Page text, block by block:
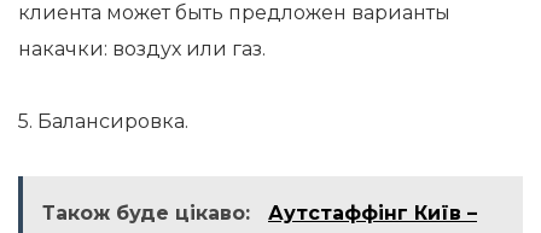
клиента может быть предложен варианты
накачки: воздух или газ.
5. Балансировка.
Також буде цікаво:
Аутстаффінг Київ –